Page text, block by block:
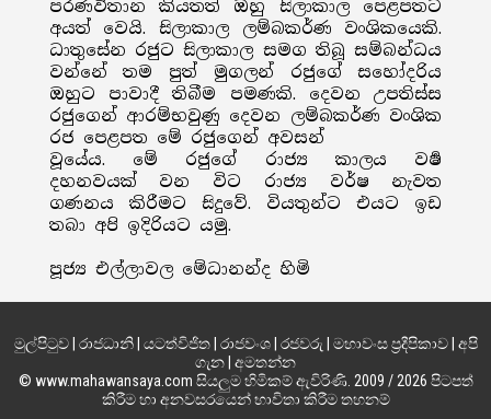
පරණවිතාන කියතත් ඔහු සිලාකාල පෙළපතට
අයත් වෙයි. සිලාකාල ලම්බකර්ණ වංශිකයෙකි.
ධාතුසේන රජුට සිලාකාල සමග තිබූ සම්බන්ධය
වන්නේ තම පුත් මුගලන් රජුගේ සහෝදරිය
ඔහුට පාවාදී තිබීම පමණකි. දෙවන උපතිස්ස
රජුගෙන් ආරම්භවුණු දෙවන ලම්බකර්ණ වංශික
රජ පෙළපත මේ රජුගෙන් අවසන්
වූයේය. මේ රජුගේ රාජ්‍ය කාලය වර්‍ෂ
දහනවයක් වන විට රාජ්‍ය වර්ෂ නැවත
ගණනය කිරීමට සිදුවේ. වියතුන්ට එයට ඉඩ
තබා අපි ඉදිරියට යමු.
පූජ්‍ය එල්ලාවල මේධානන්ද හිමි
මුල්පිටුව| රාජධානි| යටත්විජිත| රාජවංශ| රජවරු මහාවංස ප්‍රදීපිකාව| අපි
ගැන අමතන්න
© www.mahawansaya.com සියලුම හිමිකම් ඇවිරිණි. 2009 / 2026 පිටපත්
කිරීම හා අනවසරයෙන් භාවිතා කිරීම තහනම්